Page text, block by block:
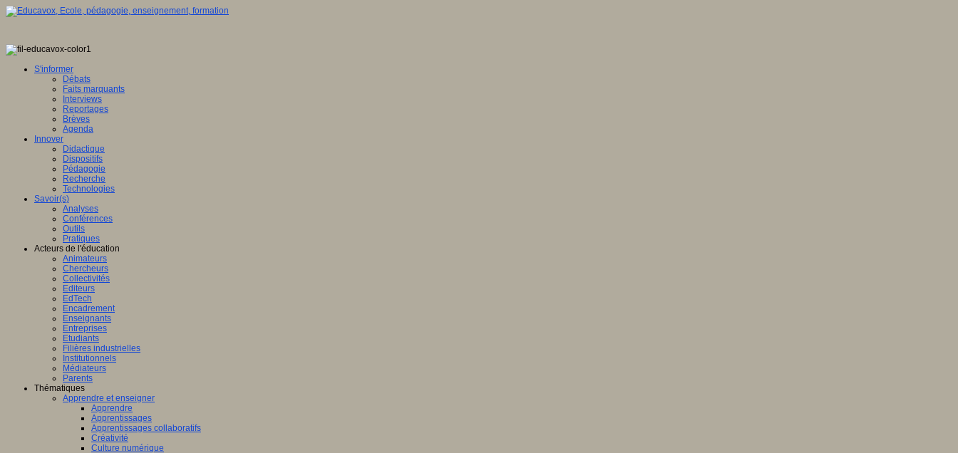
S'informer
Débats
Faits marquants
Interviews
Reportages
Brèves
Agenda
Innover
Didactique
Dispositifs
Pédagogie
Recherche
Technologies
Savoir(s)
Analyses
Conférences
Outils
Pratiques
Acteurs de l'éducation
Animateurs
Chercheurs
Collectivités
Editeurs
EdTech
Encadrement
Enseignants
Entreprises
Etudiants
Filières industrielles
Institutionnels
Médiateurs
Parents
Thématiques
Apprendre et enseigner
Apprendre
Apprentissages
Apprentissages collaboratifs
Créativité
Culture numérique